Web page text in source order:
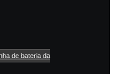
de bateria da